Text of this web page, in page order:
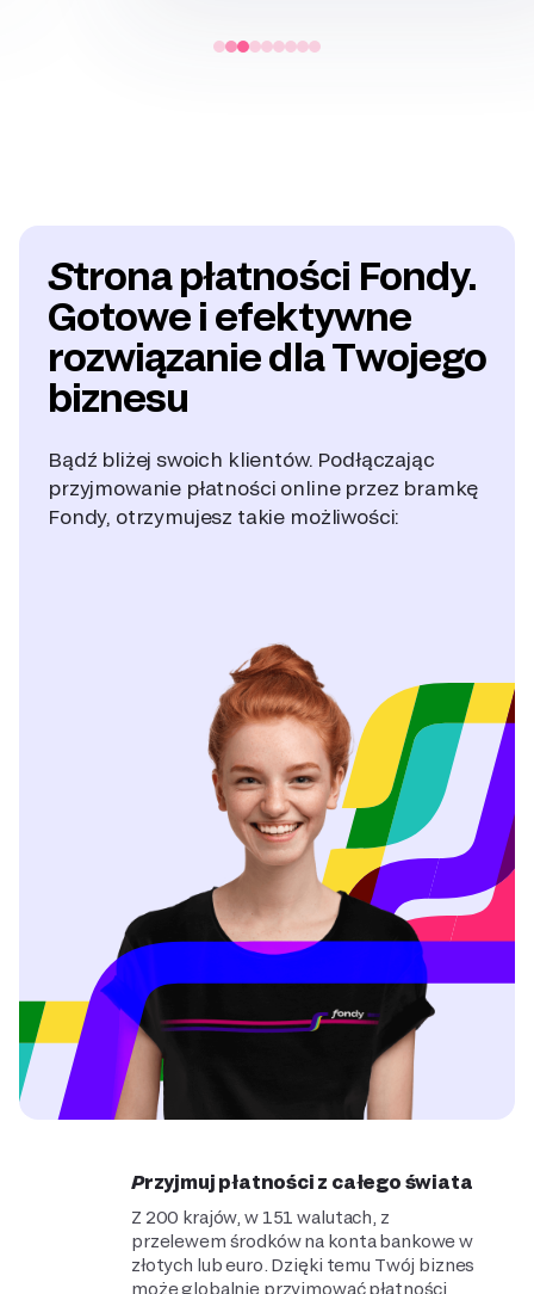
Strona płatności Fondy.
Gotowe i efektywne
rozwiązanie dla Twojego
biznesu
Bądź bliżej swoich klientów. Podłączając
przyjmowanie płatności online przez bramkę
Fondy, otrzymujesz takie możliwości:
Przyjmuj płatności z całego świata
Z 200 krajów, w 151 walutach, z
przelewem środków na konta bankowe w
złotych lub euro. Dzięki temu Twój biznes
może globalnie przyjmować płatności